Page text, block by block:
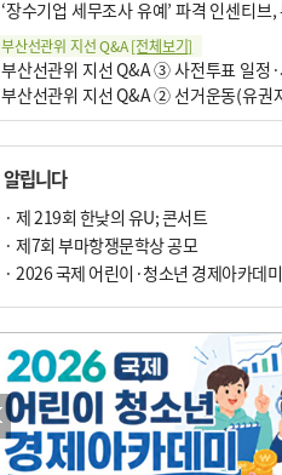
부산선관위 지선 Q&A[전체보기]
알립니다
· 제 219회 한낮의 유U; 콘서트
· 제7회 부마항쟁문학상 공모
· 2026 국제 어린이·청소년 경제아카데미